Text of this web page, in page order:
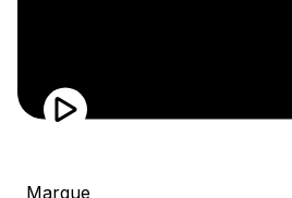
Marque